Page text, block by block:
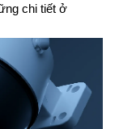
chi tiết ở